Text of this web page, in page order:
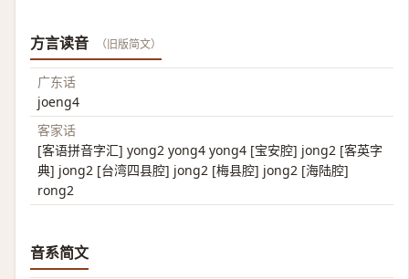
方言读音 （旧版简文）
广东话
joeng4
客家话
[客语拼音字汇] yong2 yong4 yong4 [宝安腔] jong2 [客英字
典] jong2 [台湾四县腔] jong2 [梅县腔] jong2 [海陆腔]
rong2
音系简文